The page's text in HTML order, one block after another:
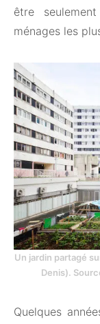
être
ménages les
Un jardin partagé
Denis).
Quelques